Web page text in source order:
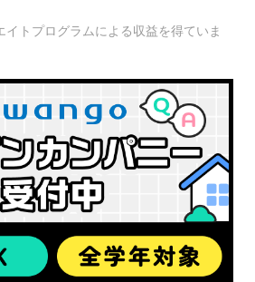
トプログラムによる収益を得ていま